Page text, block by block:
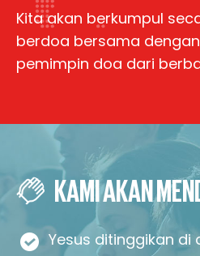
Kita akan berkumpul
berdoa bersama
pemimpin doa dari
KAMI AKAN
Yesus ditinggikan